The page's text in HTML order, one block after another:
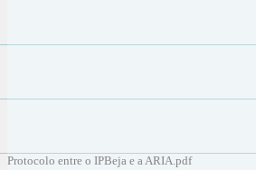
Protocolo entre o IPBeja e a ARIA.pdf